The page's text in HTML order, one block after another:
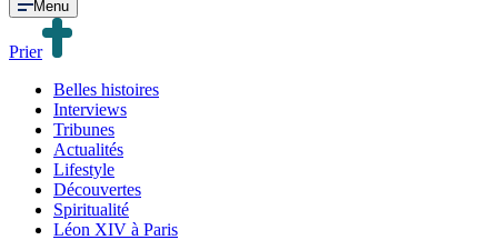
Menu
Prier
Belles histoires
Interviews
Tribunes
Actualités
Lifestyle
Découvertes
Spiritualité
Léon XIV à Paris